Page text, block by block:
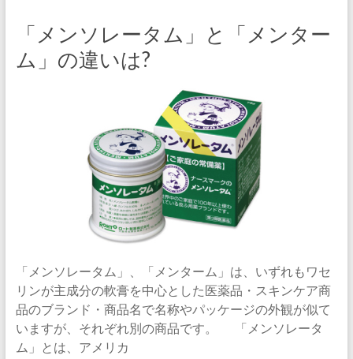
「メンソレータム」と「メンター
ム」の違いは?
「メンソレータム」、「メンターム」は、いずれもワセ
リンが主成分の軟膏を中心とした医薬品・スキンケア商
品のブランド・商品名で名称やパッケージの外観が似て
いますが、それぞれ別の商品です。 「メンソレータ
ム」とは、アメリカ